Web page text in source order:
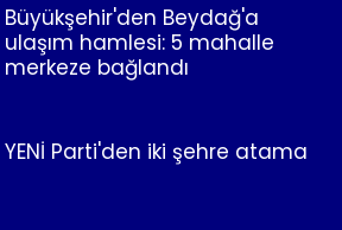
Büyükşehir'den Beydağ'a
ulaşım hamlesi: 5 mahalle
merkeze bağlandı
YENİ Parti'den iki şehre atama